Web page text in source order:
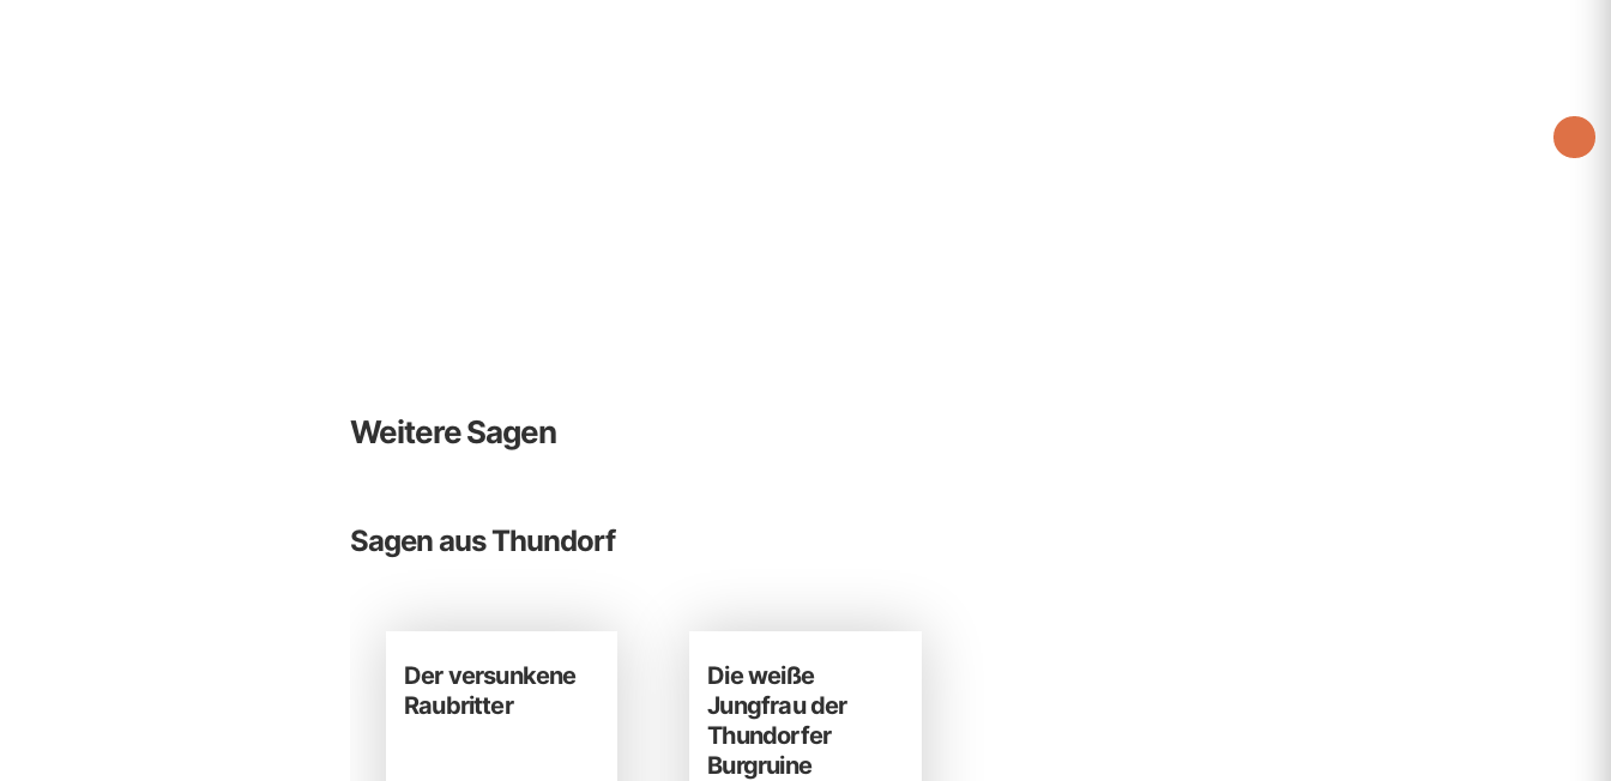
Weitere Sagen
Sagen aus Thundorf
Der versunkene
Raubritter
Die weiße
Jungfrau der
Thundorfer
Burgruine